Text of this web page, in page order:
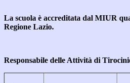
La scuola è accreditata dal MIUR
Regione Lazio.
Responsabile delle Attività di